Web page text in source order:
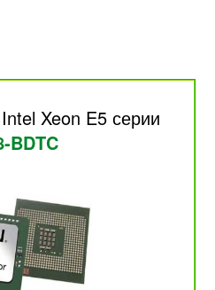
Xeon E5 серии
BDTC